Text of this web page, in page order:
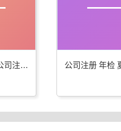
专业工商年检代办 夏县公司注册服务优